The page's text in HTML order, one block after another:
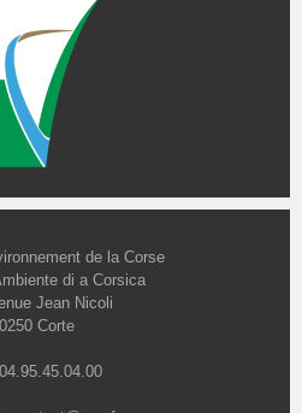
de la Corse
di a Corsica
Jean Nicoli
Corte